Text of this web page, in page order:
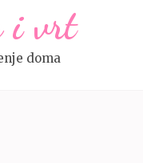
i vrt
doma